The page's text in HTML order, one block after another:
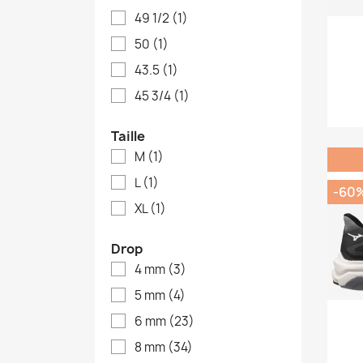
49 1/2 (1)
50 (1)
43.5 (1)
45 3/4 (1)
Taille
M (1)
L(1)
XL(1)
Drop
4 mm (3)
5 mm (4)
6 mm (23)
8 mm (34)
-